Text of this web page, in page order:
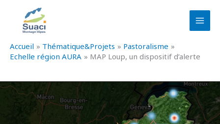
contenu
Accueil
Thématique&Projets
Pastoralisme
Echelle région AURA
MAP Loup, un dispositif d’alerte